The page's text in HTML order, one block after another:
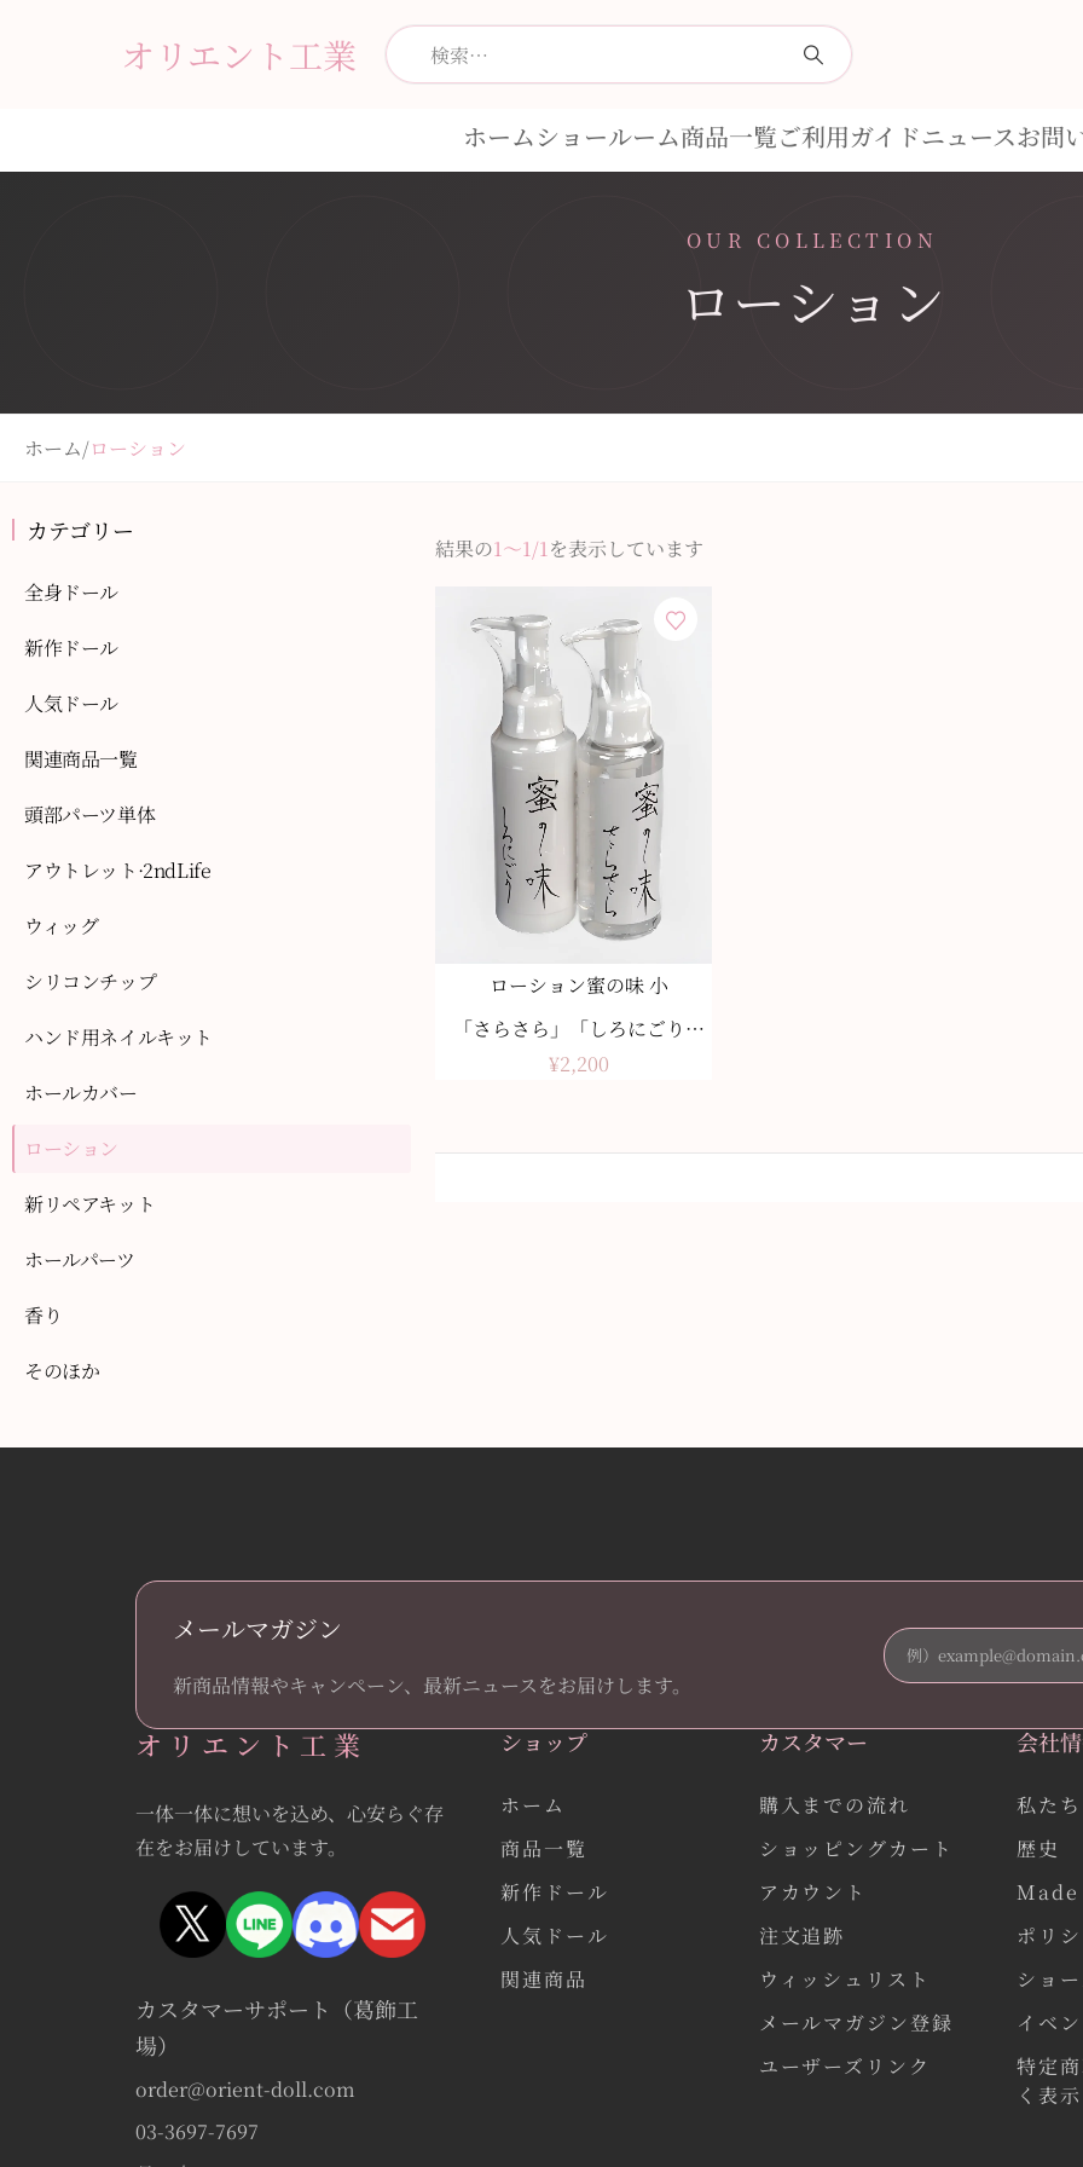
オリエント工業
ホームショールーム商品一覧ご利用ガイドニュースお問
OUR COLLECTION
ローション
ホーム/ローション
結果の1〜1/1 を表示しています
ローション蜜の味 小
「さらさら」「しろにごり」
2本セット
¥2,200
カテゴリー
全身ドール
新作ドール
人気ドール
関連商品一覧
頭部パーツ単体
アウトレット·2ndLife
ウィッグ
シリコンチップ
ハンド用ネイルキット
ホールカバー
ローション
新リペアキット
ホールパーツ
香り
そのほか
メールマガジン
新商品情報やキャンペーン、最新ニュースをお届けします。
オリエント工業
一体一体に想いを込め、心安らぐ存
在をお届けしています。
カスタマーサポート（葛飾工
場）
order@orient-doll.com
03-3697-7697
ショップ
ホーム
商品一覧
新作ドール
人気ドール
関連商品
カスタマー
購入までの流れ
ショッピングカート
アカウント
注文追跡
ウィッシュリスト
メールマガジン登録
ユーザーズリンク
会社
私た
歴史
ポリ
ショ
イベ
特定
く表示